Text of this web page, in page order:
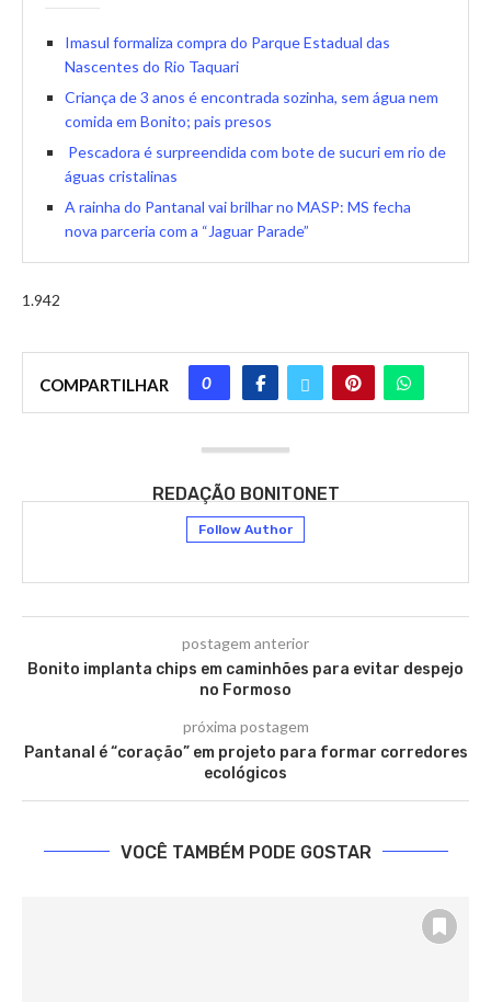
Imasul formaliza compra do Parque Estadual das
Nascentes do Rio Taquari
Criança de 3 anos é encontrada sozinha, sem água nem
comida em Bonito; pais presos
Pescadora é surpreendida com bote de sucuri em rio de
águas cristalinas
A rainha do Pantanal vai brilhar no MASP: MS fecha
nova parceria com a “Jaguar Parade”
1.942
COMPARTILHAR 0
REDAÇÃO BONITONET
Follow Author
postagem anterior
Bonito implanta chips em caminhões para evitar despejo
no Formoso
próxima postagem
Pantanal é “coração” em projeto para formar corredores
ecológicos
VOCÊ TAMBÉM PODE GOSTAR